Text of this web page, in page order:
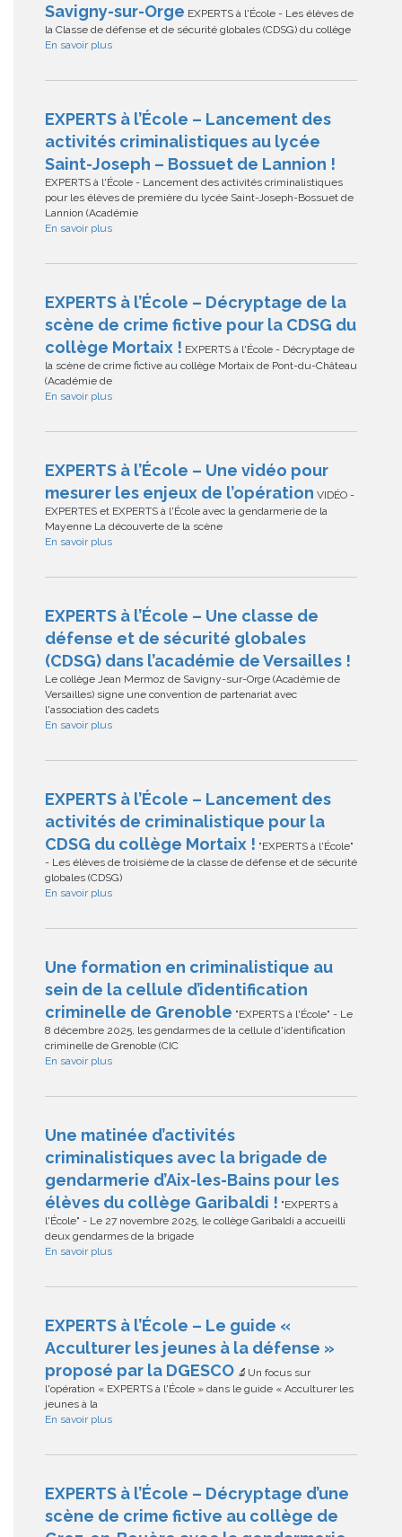
Savigny-sur-Orge EXPERTS à l'École - Les élèves de
la Classe de défense et de sécurité globales (CDSG) du collège
En savoir plus
EXPERTS à l’École – Lancement des
activités criminalistiques au lycée
Saint-Joseph – Bossuet de Lannion !
EXPERTS à l'École - Lancement des activités criminalistiques
pour les élèves de première du lycée Saint-Joseph-Bossuet de
Lannion (Académie
En savoir plus
EXPERTS à l’École – Décryptage de la
scène de crime fictive pour la CDSG du
collège Mortaix ! EXPERTS à l'École - Décryptage de
la scène de crime fictive au collège Mortaix de Pont-du-Château
(Académie de
En savoir plus
EXPERTS à l’École – Une vidéo pour
mesurer les enjeux de l’opération VIDÉO -
EXPERTES et EXPERTS à l'École avec la gendarmerie de la
Mayenne La découverte de la scène
En savoir plus
EXPERTS à l’École – Une classe de
défense et de sécurité globales
(CDSG) dans l’académie de Versailles !
Le collège Jean Mermoz de Savigny-sur-Orge (Académie de
Versailles) signe une convention de partenariat avec
l'association des cadets
En savoir plus
EXPERTS à l’École – Lancement des
activités de criminalistique pour la
CDSG du collège Mortaix ! "EXPERTS à l'École"
- Les élèves de troisième de la classe de défense et de sécurité
globales (CDSG)
En savoir plus
Une formation en criminalistique au
sein de la cellule d’identification
criminelle de Grenoble "EXPERTS à l'École" - Le
8 décembre 2025, les gendarmes de la cellule d'identification
criminelle de Grenoble (CIC
En savoir plus
Une matinée d’activités
criminalistiques avec la brigade de
gendarmerie d’Aix-les-Bains pour les
élèves du collège Garibaldi ! "EXPERTS à
l'École" - Le 27 novembre 2025, le collège Garibaldi a accueilli
deux gendarmes de la brigade
En savoir plus
EXPERTS à l’École – Le guide «
Acculturer les jeunes à la défense »
proposé par la DGESCO 🔬Un focus sur
l'opération « EXPERTS à l'École » dans le guide « Acculturer les
jeunes à la
En savoir plus
EXPERTS à l’École – Décryptage d’une
scène de crime fictive au collège de